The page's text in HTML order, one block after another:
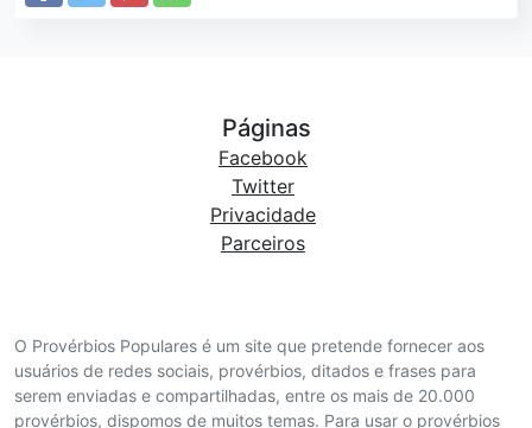
O Provérbios Populares é um site que pretende fornecer aos
usuários de redes sociais, provérbios, ditados e frases para
serem enviadas e compartilhadas, entre os mais de 20.000
provérbios, dispomos de muitos temas. Para usar o provérbios
Páginas
Facebook
Twitter
Privacidade
Parceiros